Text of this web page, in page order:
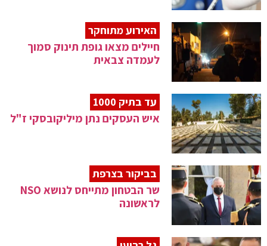
האירוע מתוחקר
חיילים מצאו גופת תינוק סמוך
לעמדה צבאית
עד בתיק 1000
איש העסקים נתן מיליקובסקי ז"ל
בביקור בצרפת
שר הבטחון מתייחס לנושא NSO
לראשונה